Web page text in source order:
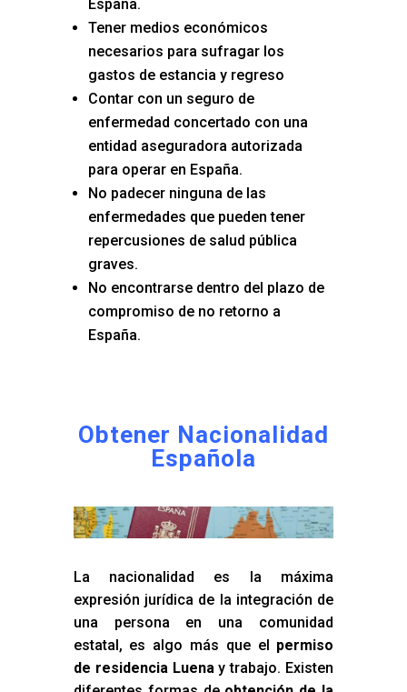
España.
Tener medios económicos
necesarios para sufragar los
gastos de estancia y regreso
Contar con un seguro de
enfermedad concertado con una
entidad aseguradora autorizada
para operar en España.
No padecer ninguna de las
enfermedades que pueden tener
repercusiones de salud pública
graves.
No encontrarse dentro del plazo de
compromiso de no retorno a
España.
Obtener Nacionalidad
Española
La nacionalidad es la máxima
expresión jurídica de la integración de
una persona en una comunidad
estatal, es algo más que el permiso
de residencia Luenay trabajo. Existen